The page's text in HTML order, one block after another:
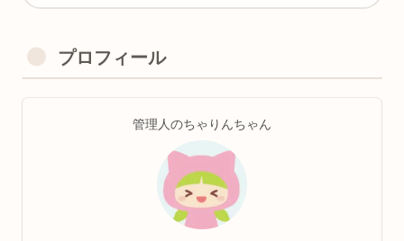
プロフィール
管理人のちゃりんちゃん